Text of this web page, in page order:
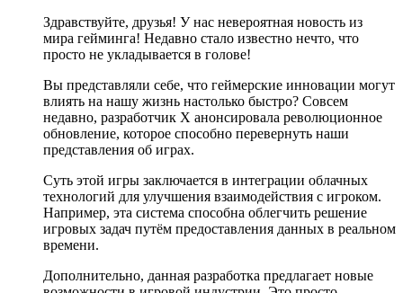
Здравствуйте, друзья! У нас невероятная новость из
мира гейминга! Недавно стало известно нечто, что
просто не укладывается в голове!
Вы представляли себе, что геймерские инновации могут
влиять на нашу жизнь настолько быстро? Совсем
недавно, разработчик X анонсировала революционное
обновление, которое способно перевернуть наши
представления об играх.
Суть этой игры заключается в интеграции облачных
технологий для улучшения взаимодействия с игроком.
Например, эта система способна облегчить решение
игровых задач путём предоставления данных в реальном
времени.
Дополнительно, данная разработка предлагает новые